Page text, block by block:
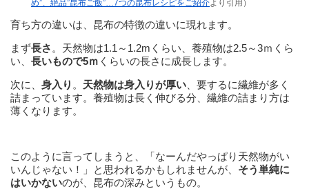
め”、絶品”昆布ご飯”…7つの昆布レシピをご紹介より引用）
育ち方の違いは、昆布の特徴の違いに現れます。
まず長さ 。天然物は1.1～1.2mくらい、養殖物は2.5～3ｍくら
い、 長いもので5ｍ くらいの長さに成長します。
次に、 身入り 。 天然物は身入りが厚い 、要するに繊維が多く
詰まっています。養殖物は長く伸びる分、繊維の詰まり方は
薄くなります。
このように言ってしまうと、「なーんだやっぱり天然物がい
いんじゃない！」と思われるかもしれませんが、 そう単純に
はいかないのが、昆布の深みというもの。